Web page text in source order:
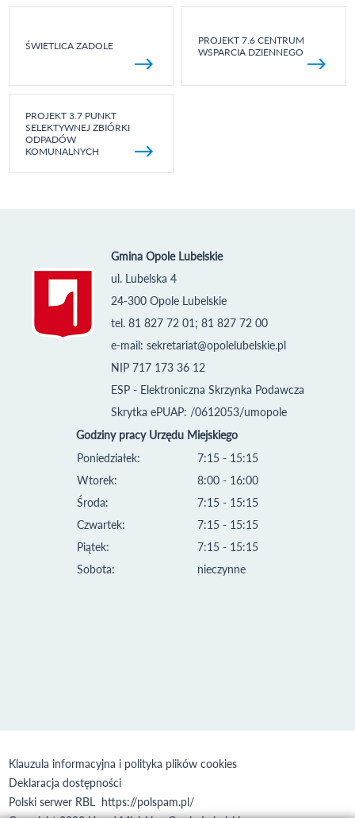
ŚWIETLICA ZADOLE
PROJEKT 7.6 CENTRUM
WSPARCIA DZIENNEGO
PROJEKT 3.7 PUNKT
SELEKTYWNEJ ZBIÓRKI
ODPADÓW
KOMUNALNYCH
Gmina Opole Lubelskie
ul. Lubelska 4
24-300 Opole Lubelskie
tel. 81 827 72 01; 81 827 72 00
e-mail: sekretariat@opolelubelskie.pl
NIP 717 173 36 12
ESP - Elektroniczna Skrzynka Podawcza
Skrytka ePUAP: /0612053/umopole
Godziny pracy Urzędu Miejskiego
Poniedziałek:
Wtorek:
Środa:
Czwartek:
Piątek:
Sobota:
7:15 - 15:15
8:00 - 16:00
7:15 - 15:15
7:15 - 15:15
7:15 - 15:15
nieczynne
Klauzula informacyjna i polityka plików cookies
Deklaracja dostępności
Polski serwer RBL https://polspam.pl/